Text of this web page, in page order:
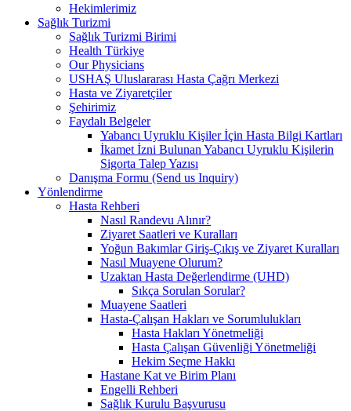
Hekimlerimiz
Sağlık Turizmi
Sağlık Turizmi Birimi
Health Türkiye
Our Physicians
USHAŞ Uluslararası Hasta Çağrı Merkezi
Hasta ve Ziyaretçiler
Şehirimiz
Faydalı Belgeler
Yabancı Uyruklu Kişiler İçin Hasta Bilgi Kartları
İkamet İzni Bulunan Yabancı Uyruklu Kişilerin
Sigorta Talep Yazısı
Danışma Formu (Send us Inquiry)
Yönlendirme
Hasta Rehberi
Nasıl Randevu Alınır?
Ziyaret Saatleri ve Kuralları
Yoğun Bakımlar Giriş-Çıkış ve Ziyaret Kuralları
Nasıl Muayene Olurum?
Uzaktan Hasta Değerlendirme (UHD)
Sıkça Sorulan Sorular?
Muayene Saatleri
Hasta-Çalışan Hakları ve Sorumlulukları
Hasta Hakları Yönetmeliği
Hasta Çalışan Güvenliği Yönetmeliği
Hekim Seçme Hakkı
Hastane Kat ve Birim Planı
Engelli Rehberi
Sağlık Kurulu Başvurusu